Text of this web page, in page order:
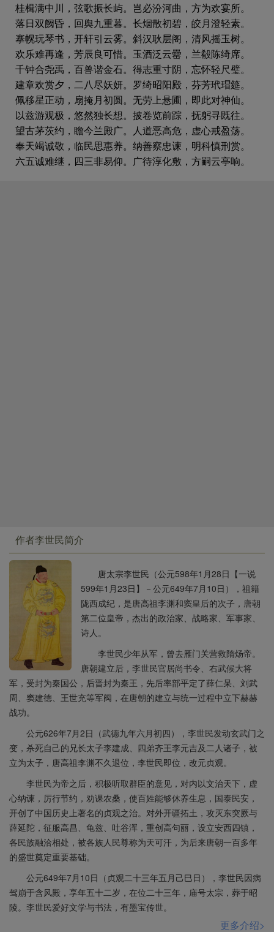
桂楫满中川，弦歌振长屿。岂必汾河曲，方为欢宴所。
落日双阙昏，回舆九重暮。长烟散初碧，皎月澄轻素。
搴幌玩琴书，开轩引云雾。斜汉耿层阁，清风摇玉树。
欢乐难再逢，芳辰良可惜。玉酒泛云罍，兰殽陈绮席。
千钟合尧禹，百兽谐金石。得志重寸阴，忘怀轻尺璧。
建章欢赏夕，二八尽妖妍。罗绮昭阳殿，芬芳玳瑁筵。
佩移星正动，扇掩月初圆。无劳上悬圃，即此对神仙。
以兹游观极，悠然独长想。披卷览前踪，抚躬寻既往。
望古茅茨约，瞻今兰殿广。人道恶高危，虚心戒盈荡。
奉天竭诚敬，临民思惠养。纳善察忠谏，明科慎刑赏。
六五诚难继，四三非易仰。广待淳化敷，方嗣云亭响。
作者李世民简介
唐太宗李世民（公元598年1月28日【一说
599年1月23日】－公元649年7月10日），祖籍
陇西成纪，是唐高祖李渊和窦皇后的次子，唐朝
第二位皇帝，杰出的政治家、战略家、军事家、
诗人。
李世民少年从军，曾去雁门关营救隋炀帝。
唐朝建立后，李世民官居尚书令、右武候大将
军，受封为秦国公，后晋封为秦王，先后率部平定了薛仁杲、刘武
周、窦建德、王世充等军阀，在唐朝的建立与统一过程中立下赫赫
战功。
公元626年7月2日（武德九年六月初四），李世民发动玄武门之
变，杀死自己的兄长太子李建成、四弟齐王李元吉及二人诸子，被
立为太子，唐高祖李渊不久退位，李世民即位，改元贞观。
李世民为帝之后，积极听取群臣的意见，对内以文治天下，虚
心纳谏，厉行节约，劝课农桑，使百姓能够休养生息，国泰民安，
开创了中国历史上著名的贞观之治。对外开疆拓土，攻灭东突厥与
薛延陀，征服高昌、龟兹、吐谷浑，重创高句丽，设立安西四镇，
各民族融洽相处，被各族人民尊称为天可汗，为后来唐朝一百多年
的盛世奠定重要基础。
公元649年7月10日（贞观二十三年五月己巳日），李世民因病
驾崩于含风殿，享年五十二岁，在位二十三年，庙号太宗，葬于昭
陵。李世民爱好文学与书法，有墨宝传世。
更多介绍>